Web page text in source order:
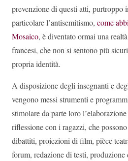
prevenzione di questi atti, purtroppo
particolare l’antisemitismo, come
Mosaico, è diventato ormai una
francesi, che non si sentono più
propria identità.
A disposizione degli insegnanti e
vengono messi strumenti e
stimolare da parte loro
riflessione con i ragazzi, che
dibattiti, proiezioni di film, pièce
forum, redazione di testi,